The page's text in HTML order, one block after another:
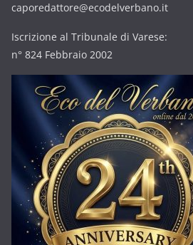
caporedattore@ecodelverbano.it
Iscrizione al Tribunale di Varese:
n° 824 Febbraio 2002